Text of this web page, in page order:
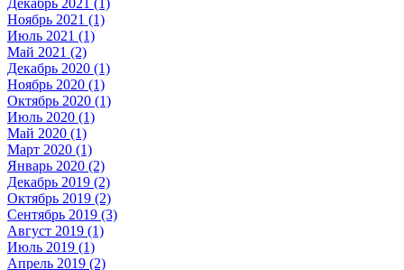
Ноябрь 2021 (1)
Июль 2021 (1)
Май 2021 (2)
Декабрь 2020 (1)
Ноябрь 2020 (1)
Октябрь 2020 (1)
Июль 2020 (1)
Май 2020 (1)
Март 2020 (1)
Январь 2020 (2)
Декабрь 2019 (2)
Октябрь 2019 (2)
Сентябрь 2019 (3)
Август 2019 (1)
Июль 2019 (1)
Апрель 2019 (2)